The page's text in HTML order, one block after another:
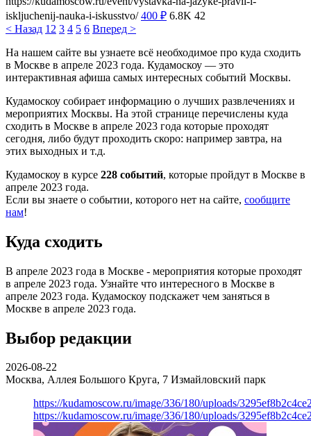
iskljuchenij-nauka-i-iskusstvo/ 400 ₽ 6.8K 42
< Назад 1 2 3 4 5 6 Вперед >
На нашем сайте вы узнаете всё необходимое про куда сходить
в Москве в апреле 2023 года. Кудамоскоу — это
интерактивная афиша самых интересных событий Москвы.
Кудамоскоу собирает информацию о лучших развлечениях и
мероприятих Москвы. На этой странице перечислены куда
сходить в Москве в апреле 2023 года которые проходят
сегодня, либо будут проходить скоро: например завтра, на
этих выходных и т.д.
Кудамоскоу в курсе 228 событий, которые пройдут в Москве в
апреле 2023 года.
Если вы знаете о событии, которого нет на сайте, сообщите
нам!
Куда сходить
В апреле 2023 года в Москве - мероприятия которые проходят
в апреле 2023 года. Узнайте что интересного в Москве в
апреле 2023 года. Кудамоскоу подскажет чем заняться в
Москве в апреле 2023 года.
Выбор редакции
2026-08-22
Москва, Аллея Большого Круга, 7 Измайловский парк
https://kudamoscow.ru/image/336/180/uploads/
https://kudamoscow.ru/image/336/180/uploads/